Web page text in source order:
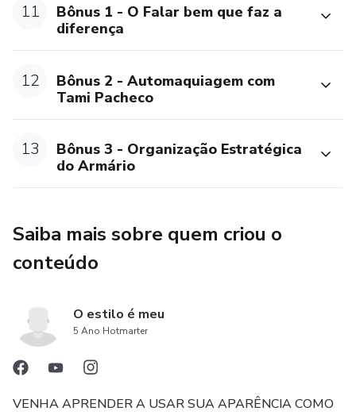
11
Bônus 1 - O Falar bem que faz a
diferença
12
Bônus 2 - Automaquiagem com
Tami Pacheco
13
Bônus 3 - Organização Estratégica
do Armário
Saiba mais sobre quem criou o
conteúdo
O estilo é meu
5 Ano Hotmarter
VENHA APRENDER A USAR SUA APARÊNCIA COMO